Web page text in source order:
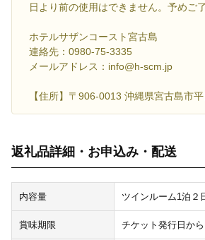
日より前の使用はできません。予めご
ホテルサザンコースト宮古島
連絡先：0980-75-3335
メールアドレス：info@h-scm.jp
【住所】〒906-0013 沖縄県宮古島市
返礼品詳細・お申込み・配送
内容量 ツインルーム1泊２
賞味期限 チケット発行日か